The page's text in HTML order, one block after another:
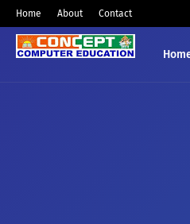
Home About Contact